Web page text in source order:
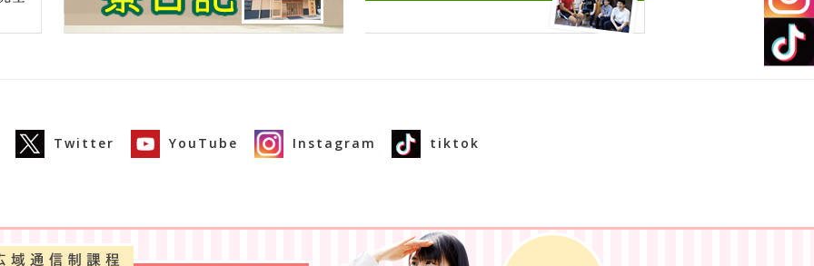
Twitter YouTube Instagram tiktok